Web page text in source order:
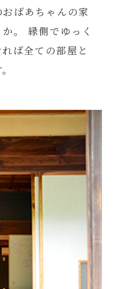
ばあちゃんの家
。
縁側でゆっく
ば全ての部屋と